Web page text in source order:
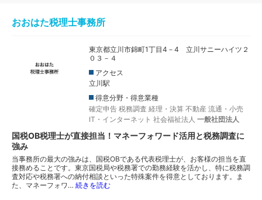
おおはた税理士事務所
東京都立川市錦町1丁目4－4 立川サニーハイツ２
０３－４
アクセス
立川駅
得意分野・得意業種
確定申告 税務調査 経理・決算 不動産 流通・小売
IT・インターネット 社会福祉法人 一般社団法人
国税OB税理士が直接担当！マネーフォワード活用と税務調査に
強み
当事務所の最大の強みは、国税OBである代表税理士が、お客様の担当を直
接務めることです。東京国税局や税務署での勤務経験を活かし、特に税務調
査対応や税務署への納付相談といった特殊案件を得意としております。ま
た、マネーフォワ… 続きを読む